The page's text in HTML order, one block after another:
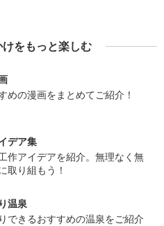
をもっと楽しむ
めの漫画をまとめてご紹介！
デア集
作アイデアを紹介。無理なく無
取り組もう！
温泉
できるおすすめの温泉をご紹介